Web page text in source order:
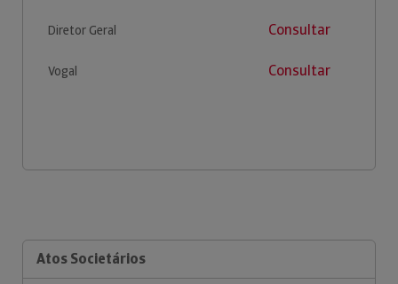
Diretor Geral Consultar
Vogal Consultar
Atos Societários